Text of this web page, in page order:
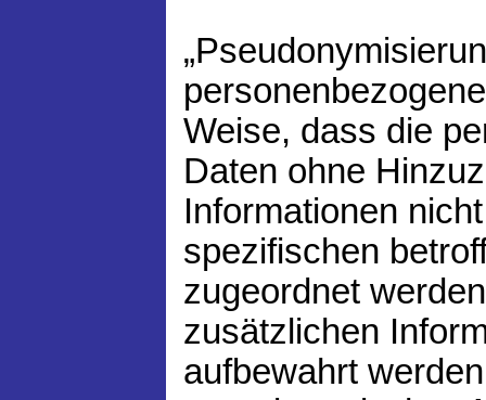
Weise, dass die
Daten ohne
Informationen
spezifischen
zugeordnet
zusätzlichen
aufbewahrt